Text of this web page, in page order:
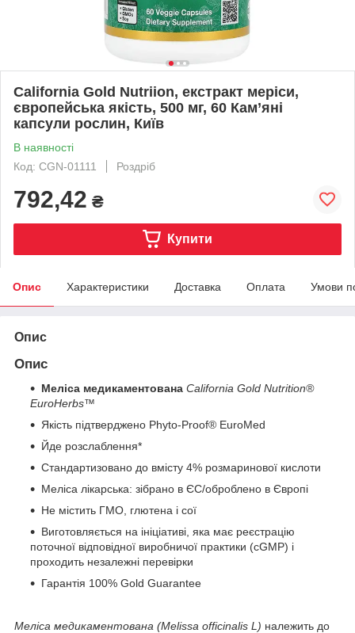
California Gold Nutriion, екстракт меріси,
європейська якість, 500 мг, 60 Кам’яні
капсули рослин, Київ
В наявності
Код: CGN-01111
Роздріб
792,42 ₴
Купити
Опис Характеристики Доставка Оплата Умови
Опис
Опис
Меліса медикаментована California Gold Nutrition®️
EuroHerbs™
Якість підтверджено Phyto-Proof® EuroMed
Йде розслаблення*
Стандартизовано до вмісту 4% розмаринової кислоти
Меліса лікарська: зібрано в ЄС/оброблено в Європі
Не містить ГМО, глютена і сої
Виготовляється на ініціативі, яка має реєстрацію
поточної відповідної виробничої практики (cGMP) і
проходить незалежні перевірки
Гарантія 100% Gold Guarantee
Меліса медикаментована (Melissa officinalis L) належить до